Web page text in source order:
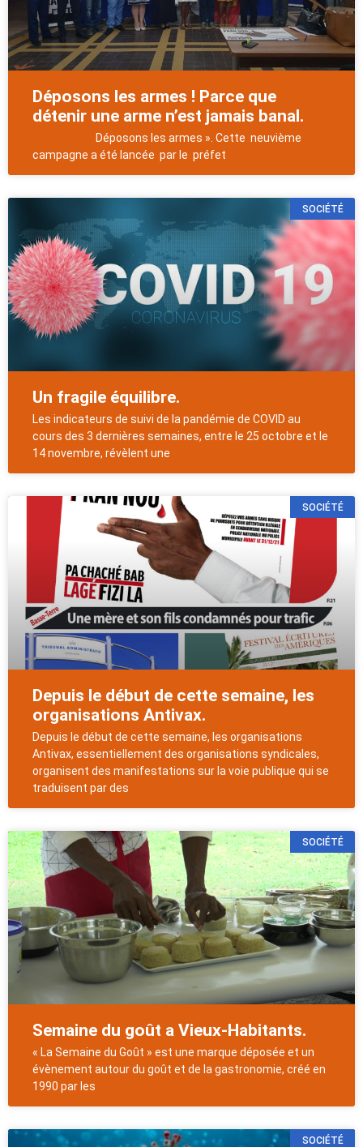
Déposons les armes ! Parce que
détenir une arme n’est jamais banal.
Déposons les armes ». Cette neuvième
campagne a été lancée par le préfet
SOCIÉTÉ
Un fragile équilibre.
Les indicateurs de suivi de la pandémie de COVID au
cours des 3 dernières semaines, entre le 25 octobre et le
14 novembre, révèlent une
SOCIÉTÉ
Depuis le début de cette semaine, les
organisations Antivax.
Depuis le début de cette semaine, les organisations
Antivax, essentiellement des organisations syndicales,
organisent des manifestations sur la voie publique qui se
traduisent par des
SOCIÉTÉ
Semaine du goût a Vieux-Habitants.
« La Semaine du Goût » est une marque déposée et un
évènement autour du goût et de la gastronomie, créé en
1990 par les
SOCIÉTÉ